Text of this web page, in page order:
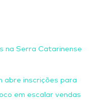
na Serra Catarinense
abre inscrições para
em escalar vendas